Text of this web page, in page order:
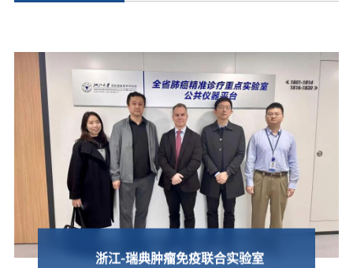
浙江-瑞典肿瘤免疫联合实验室